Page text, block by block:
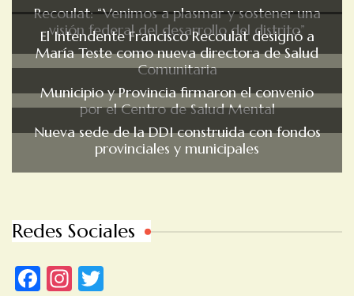
Recoulat: “Venimos a plasmar y sostener una
visión federal del desarrollo del distrito”
El Intendente Francisco Recoulat designó a
María Teste como nueva directora de Salud
Comunitaria
Municipio y Provincia firmaron el convenio
por el Centro de Salud Mental
Nueva sede de la DDI construida con fondos
provinciales y municipales
Redes Sociales
Facebook
Instagram